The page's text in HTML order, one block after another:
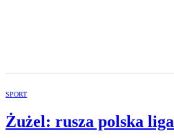
SPORT
Żużel: rusza polska liga